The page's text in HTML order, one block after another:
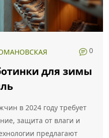
0
для зимы
в 2024 году требует
защита от влаги и
предлагают